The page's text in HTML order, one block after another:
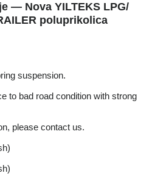
— Nova YILTEKS LPG/
poluprikolica
suspension.
to bad road condition with strong
please contact us.